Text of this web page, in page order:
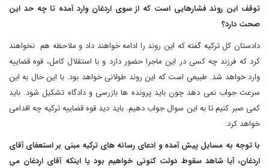
توقف این روند فشارهایی است که از سوی اردغان وارد آمده تا چه حد این
صحت دارد؟
دادستان کل ترکیه گفته که این روند را ادامه خواهند داد و ملاحظه هم نخواهند
کرد که فرزند چه کسی در این ماجرا حضور دارد و با استقلال کامل، قوه قضاییه
وارد خواهد شد. طبیعی است که این روند طولانی خواهد بود. با این حال به این
سرعت جواب نمی دهد چون باید پرونده ها بازرسی و دادگاه تشکیل شود. باید
کمی صبر کنیم تا به این سوال جواب دهیم. باید دید قوه قضاییه ترکیه چه اقدامی
خواهد کرد.
با توجه به مسایل پیش آمده و ادعای رسانه های ترکیه مبنی بر استعفای آقای
اردغان، آیا شاهد سقوط دولت کنونی خواهیم بود یا اینکه آقای اردغان می